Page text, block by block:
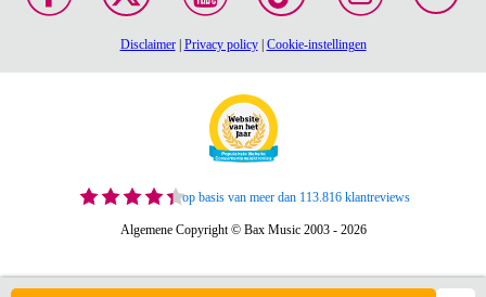
Disclaimer| Privacy policy| Cookie-instellingen
op basis van meer dan 113.816 klantreviews
Algemene Copyright © Bax Music 2003 - 2026